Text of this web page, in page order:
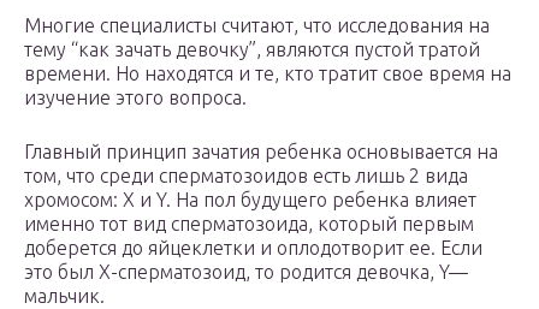
Многие специалисты считают, что исследования на
тему “как зачать девочку”, являются пустой тратой
времени. Но находятся и те, кто тратит свое время на
изучение этого вопроса.
Главный принцип зачатия ребенка основывается на
том, что среди сперматозоидов есть лишь 2 вида
хромосом: X и Y. На пол будущего ребенка влияет
именно тот вид сперматозоида, который первым
доберется до яйцеклетки и оплодотворит ее. Если
это был X-сперматозоид, то родится девочка, Y—
мальчик.